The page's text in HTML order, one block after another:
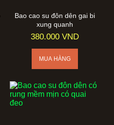
Bao cao su đôn dên gai bi
xung quanh
380.000 VND